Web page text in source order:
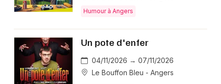
Humour à Angers
Un pote d'enfer
04/11/2026 → 07/11/2026
Le Bouffon Bleu - Angers